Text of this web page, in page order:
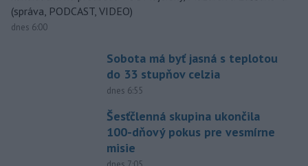
(správa, PODCAST, VIDEO)
dnes 6:00
Sobota má byť jasná s teplotou
do 33 stupňov celzia
dnes 6:55
Šesťčlenná skupina ukončila
100-dňový pokus pre vesmírne
misie